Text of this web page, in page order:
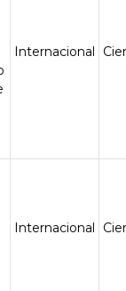
Internacional
Internacional